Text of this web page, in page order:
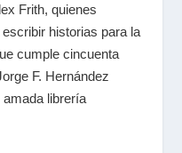
Frith, quienes
historias para la
cumple cincuenta
F. Hernández
librería